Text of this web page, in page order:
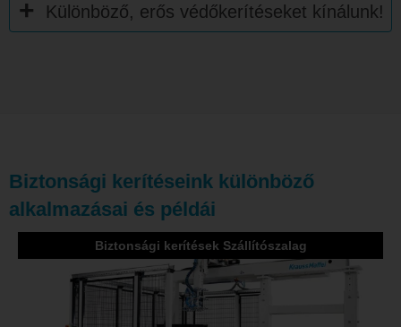
Különböző, erős védőkerítéseket kínálunk!
Biztonsági kerítéseink különböző
alkalmazásai és példái
Biztonsági kerítések Szállítószalag